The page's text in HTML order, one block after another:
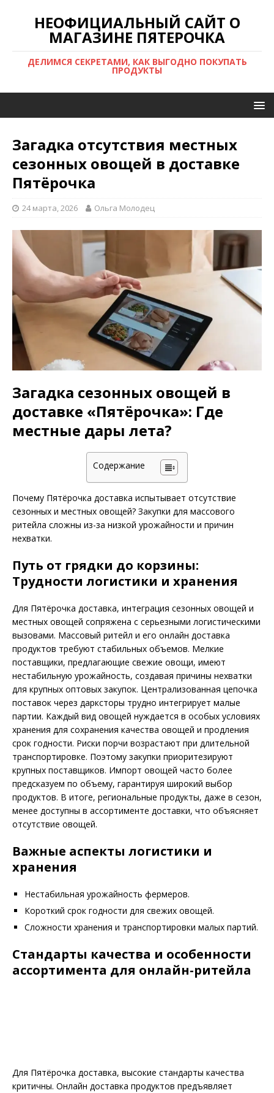
НЕОФИЦИАЛЬНЫЙ САЙТ О
МАГАЗИНЕ ПЯТЕРОЧКА
ДЕЛИМСЯ СЕКРЕТАМИ, КАК ВЫГОДНО ПОКУПАТЬ
ПРОДУКТЫ
Загадка отсутствия местных
сезонных овощей в доставке
Пятёрочка
24 марта, 2026 Ольга Молодец
Загадка сезонных овощей в
доставке «Пятёрочка»: Где
местные дары лета?
Содержание
Почему Пятёрочка доставка испытывает отсутствие
сезонных и местных овощей? Закупки для массового
ритейла сложны из-за низкой урожайности и причин
нехватки.
Путь от грядки до корзины:
Трудности логистики и хранения
Для Пятёрочка доставка, интеграция сезонных овощей и
местных овощей сопряжена с серьезными логистическими
вызовами. Массовый ритейл и его онлайн доставка
продуктов требуют стабильных объемов. Мелкие
поставщики, предлагающие свежие овощи, имеют
нестабильную урожайность, создавая причины нехватки
для крупных оптовых закупок. Централизованная цепочка
поставок через дарксторы трудно интегрирует малые
партии. Каждый вид овощей нуждается в особых условиях
хранения для сохранения качества овощей и продления
срок годности. Риски порчи возрастают при длительной
транспортировке. Поэтому закупки приоритезируют
крупных поставщиков. Импорт овощей часто более
предсказуем по объему, гарантируя широкий выбор
продуктов. В итоге, региональные продукты, даже в сезон,
менее доступны в ассортименте доставки, что объясняет
отсутствие овощей.
Важные аспекты логистики и
хранения
Нестабильная урожайность фермеров.
Короткий срок годности для свежих овощей.
Сложности хранения и транспортировки малых партий.
Стандарты качества и особенности
ассортимента для онлайн-ритейла
Для Пятёрочка доставка, высокие стандарты качества
критичны. Онлайн доставка продуктов предъявляет